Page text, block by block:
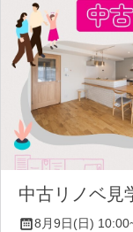
中古リノベ見
8月9日(日)